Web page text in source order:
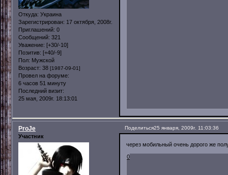
Откуда: Украина
Зарегистрирован: 17 октября, 2008г.
Приглашений: 0
Сообщений: 321
Уважение: [+30/-10]
Позитив: [+40/-9]
Пол: Мужской
Возраст: 38 [1987-09-01]
Провел на форуме:
6 часов 51 минуту
Последний визит:
25 мая, 2009г. 18:13:01
Поделиться25 января, 2009г. 11:03:36
ProJe
Участник
через мобильный очень дорого же
0